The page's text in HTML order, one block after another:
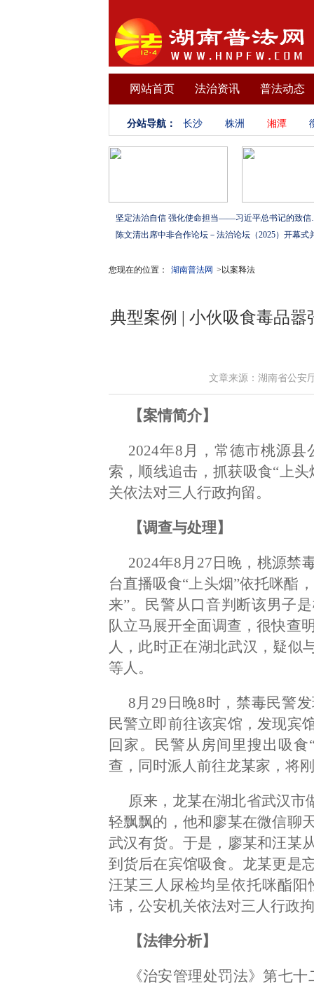
网站首页 法治资讯 普法动态
分站导航： 长沙 株洲 湘潭
坚定法治自信 强化使
您现在的位置： 湖南普法网 >以案释法
典型案例 | 小伙吸食毒品
文章来源：湖南省公
【案情简介】
2024年8月，常德市桃源
索，顺线追击，抓获吸食“上
关依法对三人行政拘留。
【调查与处理】
2024年8月27日晚，桃源禁
台直播吸食“上头烟”依托咪酯
来”。民警从口音判断该男子
队立马展开全面调查，很快查
人，此时正在湖北武汉，疑似
等人。
8月29日晚8时，禁毒民警
民警立即前往该宾馆，发现宾
回家。民警从房间里搜出吸
查，同时派人前往龙某家，将
原来，龙某在湖北省武汉市
轻飘飘的，他和廖某在微信聊
武汉有货。于是，廖某和汪某
到货后在宾馆吸食。龙某更是
汪某三人尿检均呈依托咪酯
讳，公安机关依法对三人行政
【法律分析】
《治安管理处罚法》第七